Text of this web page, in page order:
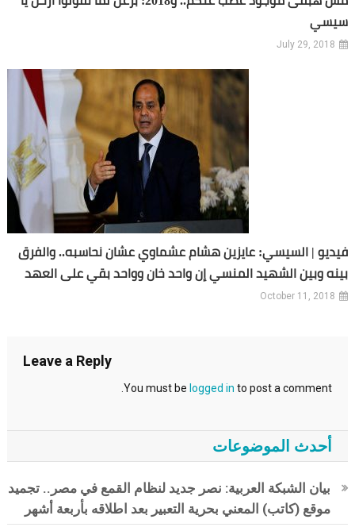
سيسي
July 29, 2018
فيديو | السيسي: عايزين هشام عشماوي عشان نحاسبه.. والفرق
بينه وبين الشهيد المنسي إن واحد خان وواحد بقي على العهد
October 11, 2018
Leave a Reply
You must be logged in to post a comment.
أحدث الموضوعات
بيان الشبكة العربية: نصر جديد لنظام القمع في مصر.. تجميد
موقع (كاتب) المعني بحرية التعبير بعد اطلاقه بأربعة أشهر